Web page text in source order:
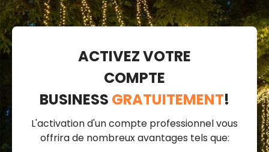
ACTIVEZ VOTRE
COMPTE
BUSINESS GRATUITEMENT!
L'activation d'un compte professionnel vous
offrira de nombreux avantages tels que: